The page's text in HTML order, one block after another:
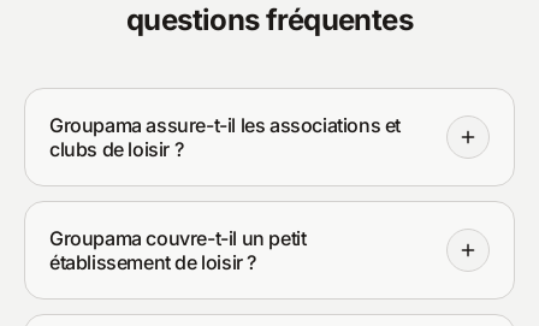
questions fréquentes
Groupama assure-t-il les associations et
clubs de loisir ?
Groupama couvre-t-il un petit
établissement de loisir ?